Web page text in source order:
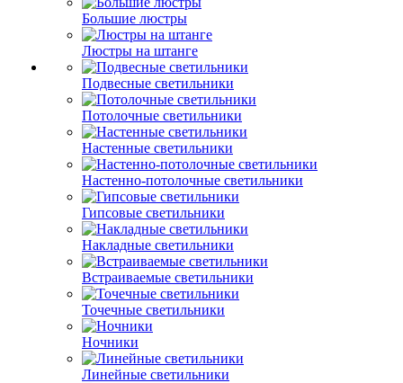
Большие люстры
Люстры на штанге
Подвесные светильники
Потолочные светильники
Настенные светильники
Настенно-потолочные светильники
Гипсовые светильники
Накладные светильники
Встраиваемые светильники
Точечные светильники
Ночники
Линейные светильники